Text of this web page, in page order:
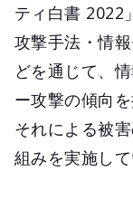
ティ白書 2022
攻撃手法・情
どを通じて、
ー攻撃の傾向
それによる被
組みを実施して